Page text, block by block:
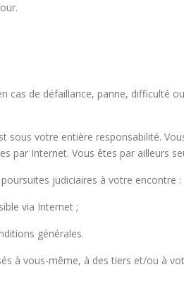
cas de défaillance, panne, difficulté
sous votre entière responsabilité.
par Internet. Vous êtes par ailleurs
judiciaires à votre encontre :
via Internet ;
générales.
à vous-même, à des tiers et/ou